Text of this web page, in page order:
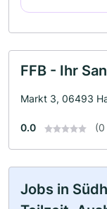
FFB - Ihr
Markt 3, 06493
0.0 (0
Jobs in